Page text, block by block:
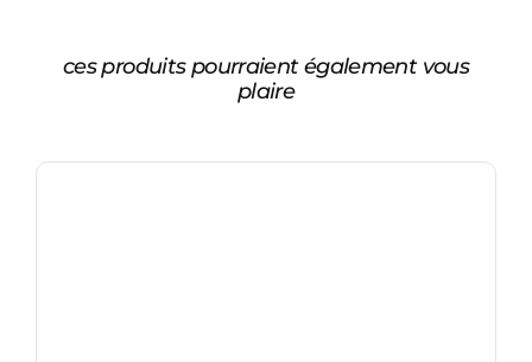
ces produits pourraient également vous
plaire